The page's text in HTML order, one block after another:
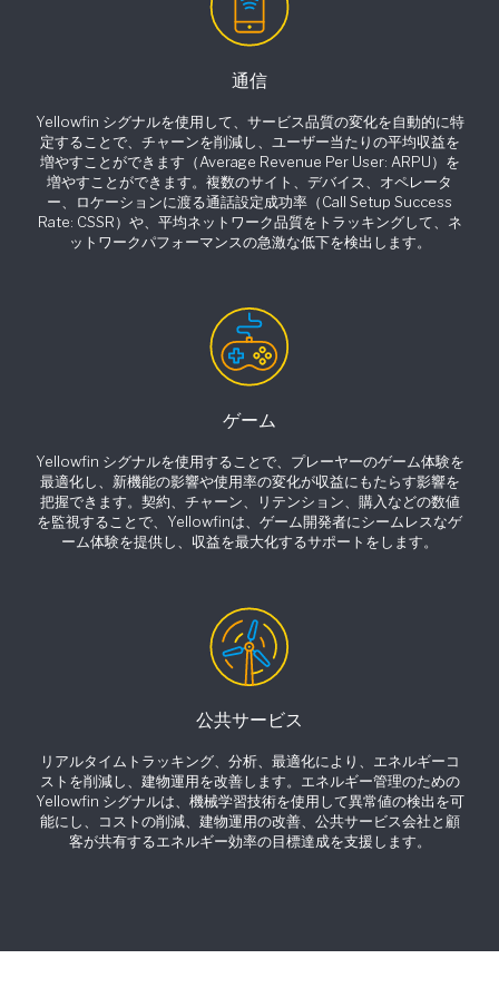
通信
Yellowfin シグナルを使用して、サービス品質の変化を自動的に特
定することで、チャーンを削減し、ユーザー当たりの平均収益を
増やすことができます（Average Revenue Per User: ARPU）を
増やすことができます。複数のサイト、デバイス、オペレータ
ー、ロケーションに渡る通話設定成功率（Call Setup Success
Rate: CSSR）や、平均ネットワーク品質をトラッキングして、ネ
ットワークパフォーマンスの急激な低下を検出します。
ゲーム
Yellowfin シグナルを使用することで、プレーヤーのゲーム体験を
最適化し、新機能の影響や使用率の変化が収益にもたらす影響を
把握できます。契約、チャーン、リテンション、購入などの数値
を監視することで、Yellowfinは、ゲーム開発者にシームレスなゲ
ーム体験を提供し、収益を最大化するサポートをします。
公共サービス
リアルタイムトラッキング、分析、最適化により、エネルギーコ
ストを削減し、建物運用を改善します。エネルギー管理のための
Yellowfin シグナルは、機械学習技術を使用して異常値の検出を可
能にし、コストの削減、建物運用の改善、公共サービス会社と顧
客が共有するエネルギー効率の目標達成を支援します。